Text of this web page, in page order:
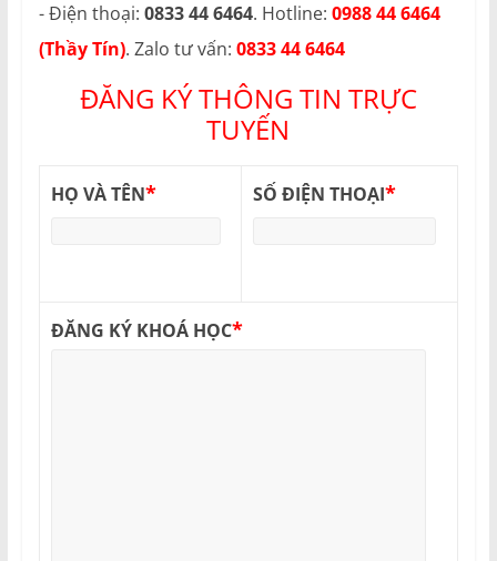
- Điện thoại: 0833 44 6464. Hotline: 0988 44 6464
(Thầy Tín). Zalo tư vấn: 0833 44 6464
ĐĂNG KÝ THÔNG TIN TRỰC
TUYẾN
HỌ VÀ TÊN* SỐ ĐIỆN THOẠI*
ĐĂNG KÝ KHOÁ HỌC*